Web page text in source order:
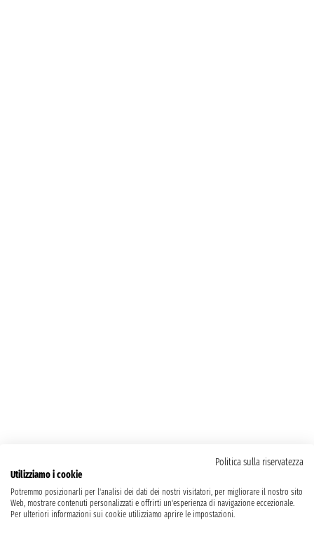
Politica sulla riservatezza
Utilizziamo i cookie
Potremmo posizionarli per l'analisi dei dati dei nostri visitatori, per migliorare il nostro sito
Web, mostrare contenuti personalizzati e offrirti un'esperienza di navigazione eccezionale.
Per ulteriori informazioni sui cookie utilizziamo aprire le impostazioni.